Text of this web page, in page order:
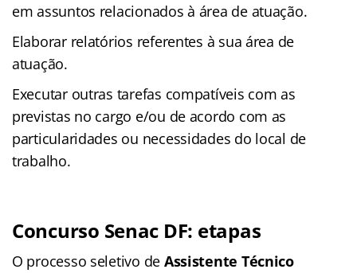
em assuntos relacionados à área de atuação.
Elaborar relatórios referentes à sua área de
atuação.
Executar outras tarefas compatíveis com as
previstas no cargo e/ou de acordo com as
particularidades ou necessidades do local de
trabalho.
Concurso Senac DF: etapas
O processo seletivo de Assistente Técnico